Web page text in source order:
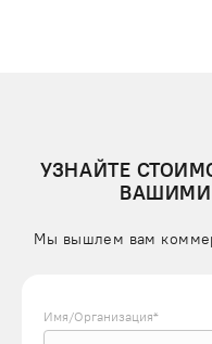
УЗНАЙТЕ
ВАШИМИ
Мы вышлем вам
Имя/Организация*